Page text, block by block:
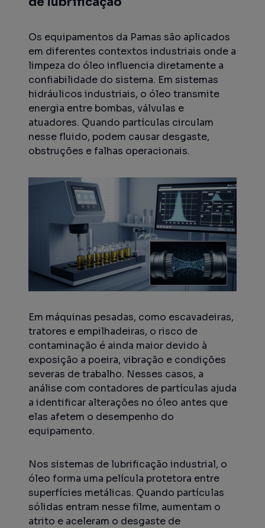
Os equipamentos da Pamas são aplicados
em diferentes contextos industriais onde a
limpeza do óleo influencia diretamente a
confiabilidade do sistema. Em sistemas
hidráulicos industriais, o óleo transmite
energia entre bombas, válvulas e
atuadores. Quando partículas circulam
nesse fluido, podem causar desgaste,
obstruções e falhas operacionais.
Em máquinas pesadas, como escavadeiras,
tratores e empilhadeiras, o risco de
contaminação é ainda maior devido à
exposição a poeira, vibração e condições
severas de trabalho. Nesses casos, a
análise com contadores de partículas ajuda
a identificar alterações no óleo antes que
elas afetem o desempenho do
equipamento.
Nos sistemas de lubrificação industrial, o
óleo forma uma película protetora entre
superfícies metálicas. Quando partículas
sólidas entram nesse filme, aumentam o
atrito e aceleram o desgaste de